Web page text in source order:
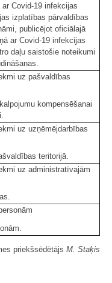
Covid-19 infekcijas
izplatības pārvaldības
publicējot oficiālajā
ar Covid-19 infekcijas
daļu saistošie noteikumi
uz pašvaldības
kompensēšanai
uz uzņēmējdarbības
teritorijā.
uz administratīvajām
priekšsēdētājs M. Staķis